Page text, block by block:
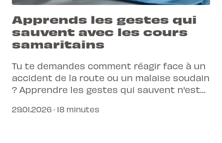
Apprends les gestes qui
sauvent avec les cours
samaritains
Tu te demandes comment réagir face à un
accident de la route ou un malaise soudain
? Apprendre les gestes qui sauvent n'est
ton permis, c'est une compétence humaine
29.01.2026 · 18 minutes